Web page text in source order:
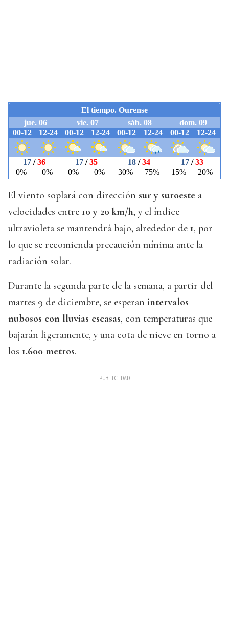
El viento soplará con dirección sur y suroeste a
velocidades entre 10 y 20 km/h, y el índice
ultravioleta se mantendrá bajo, alrededor de 1, por
lo que se recomienda precaución mínima ante la
radiación solar.
Durante la segunda parte de la semana, a partir del
martes 9 de diciembre, se esperan intervalos
nubosos con lluvias escasas, con temperaturas que
bajarán ligeramente, y una cota de nieve en torno a
los 1.600 metros.